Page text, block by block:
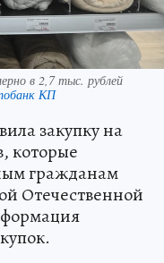
в 2,7 тыс. рублей
КП
закупку на
которые
гражданам
Отечественной